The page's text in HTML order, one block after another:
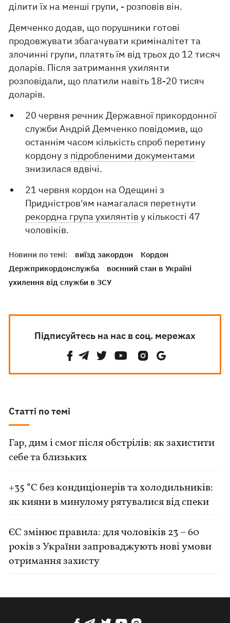
ділити їх на менші групи, - розповів він.
Демченко додав, що порушники готові
продовжувати збагачувати криміналітет та
злочинні групи, платять їм від трьох до 12 тисяч
доларів. Після затримання ухилянти
розповідали, що платили навіть 18-20 тисяч
доларів.
20 червня речник Державної прикордонної
служби Андрій Демченко повідомив, що
останнім часом кількість спроб перетину
кордону з підробленими документами
знизилася вдвічі.
21 червня кордон на Одещині з
Придністров'ям намагалася перетнути
рекордна група ухилянтів у кількості 47
чоловіків.
Новини по темі: виїзд закордон
Кордон
Держприкордонслужба
воєнний стан в Україні
ухилення від служби в ЗСУ
Підписуйтесь на нас в соц. мережах
Статті по темі
Гар, дим і смог після обстрілів: як захистити
себе та близьких
+35 °C без кондиціонерів та холодильників:
як кияни в минулому рятувалися від спеки
ЄС змінює правила: для чоловіків 23 – 60
років з України запроваджують нові умови
отримання захисту